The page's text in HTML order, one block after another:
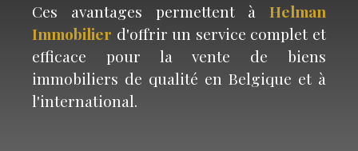
Ces avantages permettent à Helman
Immobilier d'offrir un service complet et
efficace pour la vente de biens
immobiliers de qualité en Belgique et à
l'international.